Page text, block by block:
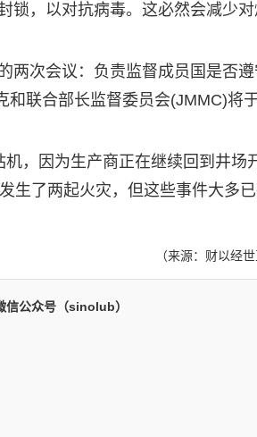
锁，以对抗病毒。这必然会减少
次会议：负责监督成员国是否遵
和联合部长监督委员会(JMMC)将
，因为生产商正在继续回到井场
生了两起火灾，但这些事件大多
（来源：财以经世
信公众号（sinolub）